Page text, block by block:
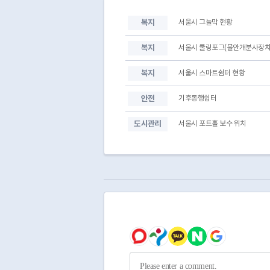
복지 서울시 그늘막 현황
복지 서울시 쿨링포그(물안개분사장
복지 서울시 스마트쉼터 현황
안전 기후동행쉼터
도시관리 서울시 포트홀 보수 위치